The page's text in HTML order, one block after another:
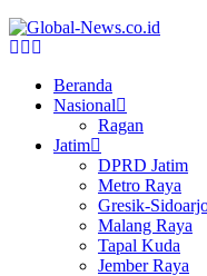
Facebook
Twitter
Beranda
Nasional
Ragan
Jatim
DPRD Jatim
Metro Raya
Gresik-
Malang Raya
Tapal Kuda
Jember Raya